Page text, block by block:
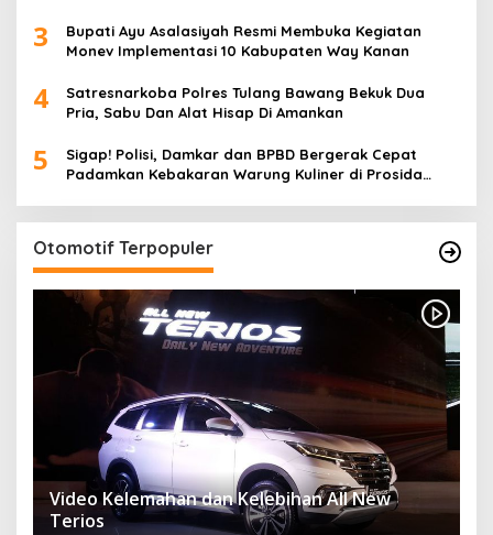
3
Bupati Ayu Asalasiyah Resmi Membuka Kegiatan
Monev Implementasi 10 Kabupaten Way Kanan
4
Satresnarkoba Polres Tulang Bawang Bekuk Dua
Pria, Sabu Dan Alat Hisap Di Amankan
5
Sigap! Polisi, Damkar dan BPBD Bergerak Cepat
Padamkan Kebakaran Warung Kuliner di Prosida
Otomotif Terpopuler
Video Kelemahan dan Kelebihan All New
Terios